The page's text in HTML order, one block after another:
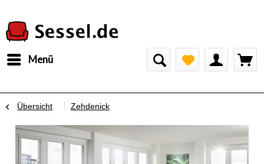
Menü
Übersicht Zehdenick